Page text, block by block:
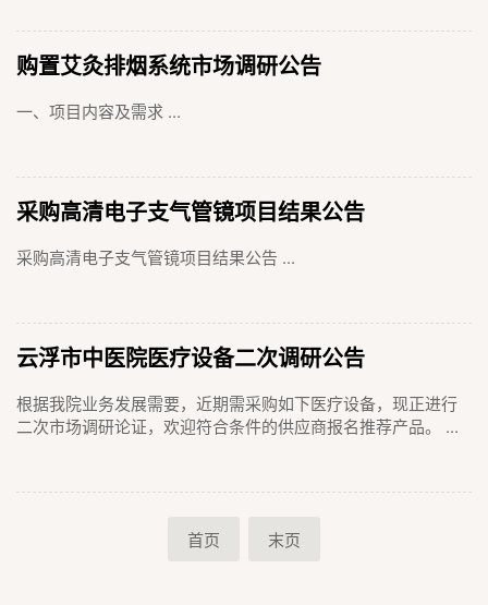
购置艾灸排烟系统市场调研公告
一、项目内容及需求 ...
采购高清电子支气管镜项目结果公告
采购高清电子支气管镜项目结果公告 ...
云浮市中医院医疗设备二次调研公告
根据我院业务发展需要，近期需采购如下医疗设备，现正进行
二次市场调研论证，欢迎符合条件的供应商报名推荐产品。 ...
首页 末页